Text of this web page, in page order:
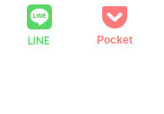
LINE Pocket